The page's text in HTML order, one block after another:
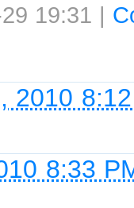
19:31 |
2010
8:33